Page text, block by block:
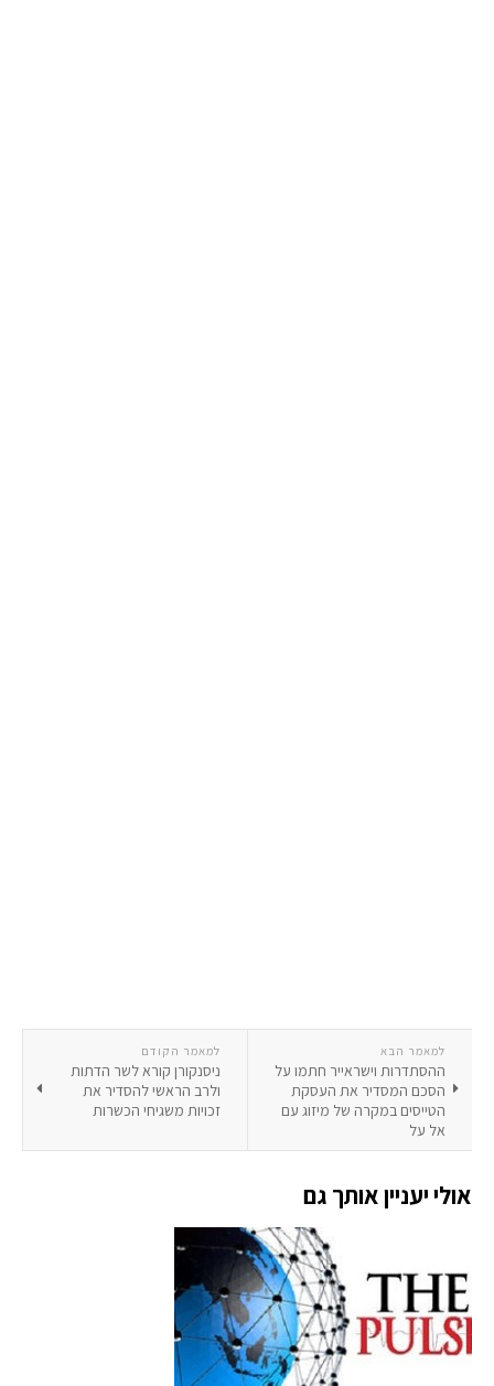
למאמר הקודם
ניסנקורן קורא לשר הדתות
ולרב הראשי להסדיר את
זכויות משגיחי הכשרות
למאמר הבא
ההסתדרות וישראייר חתמו על
הסכם המסדיר את העסקת
הטייסים במקרה של מיזוג עם
אל על
אולי יעניין אותך גם